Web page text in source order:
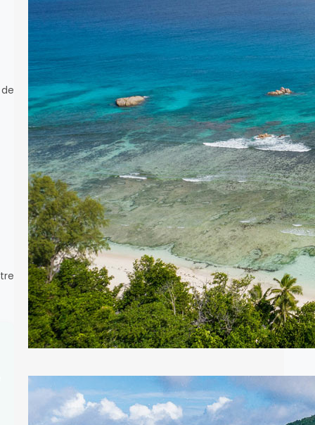
Vous êtes en train de planifier votre
voyage et vous vous
demandez quand partir aux
Seychelles ? C’est une très bonne
question ! Car même si les
Seychelles sont accueillantes toute
l’année, toutes les périodes ne se
valent pas forcément. Pour vous
aider à y voir plus clair, j’ai réuni
dans ce guide toutes les
informations utiles…
Seychelles : quelle île choisir pour
son séjour ?